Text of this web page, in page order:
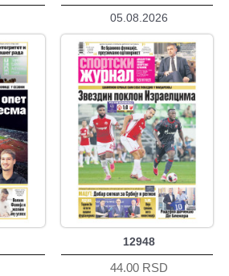
05.08.2026
12948
44.00 RSD